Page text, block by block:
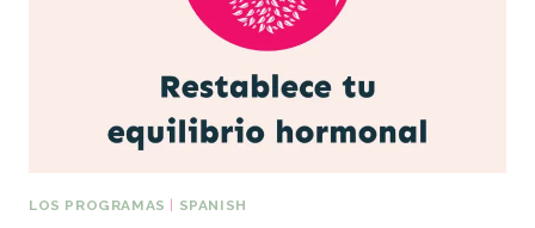
LOS PROGRAMAS SPANISH